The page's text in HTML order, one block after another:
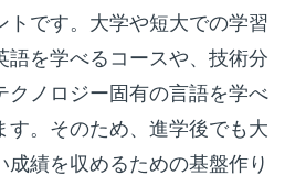
トです。大学や短大での学習
語を学べるコースや、技術分
クノロジー固有の言語を学べ
す。そのため、進学後でも大
成績を収めるための基盤作り